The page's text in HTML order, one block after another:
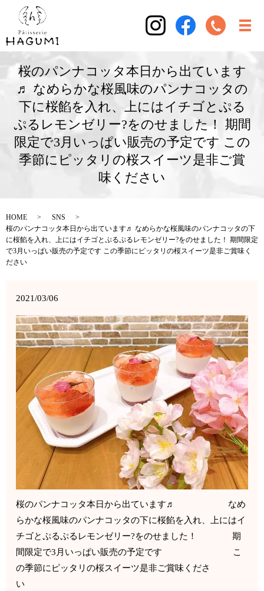
桜のパンナコッタ本日から出ています
♬ なめらかな桜風味のパンナコッタの
下に桜餡を入れ、上にはイチゴとぷる
ぷるレモンゼリー?をのせました！ 期間
限定で3月いっぱい販売の予定です この
季節にピッタリの桜スイーツ是非ご賞
味ください
HOME
SNS
桜のパンナコッタ本日から出ています♬ なめらかな桜風味のパンナコッタの下
に桜餡を入れ、上にはイチゴとぷるぷるレモンゼリー?をのせました！ 期間限定
で3月いっぱい販売の予定です この季節にピッタリの桜スイーツ是非ご賞味く
ださい
2021/03/06
桜のパンナコッタ本日から出ています♬ なめ
らかな桜風味のパンナコッタの下に桜餡を入れ、上にはイ
チゴとぷるぷるレモンゼリー?をのせました！ 期
間限定で3月いっぱい販売の予定です こ
の季節にピッタリの桜スイーツ是非ご賞味くださ
い